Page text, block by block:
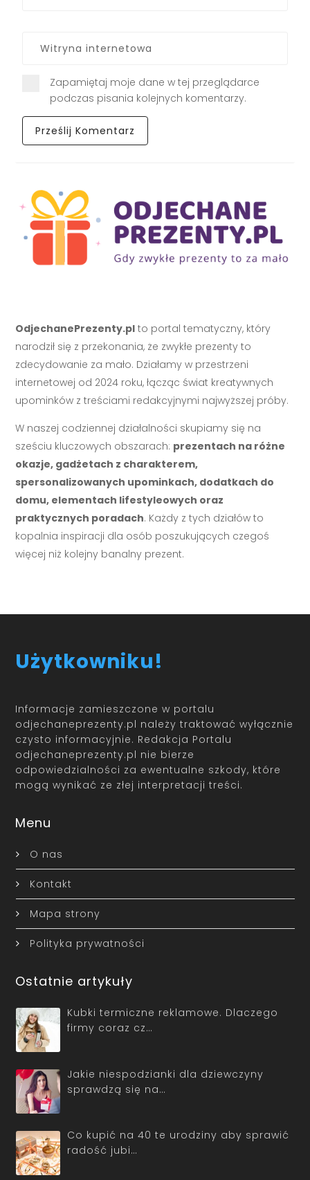
Zapamiętaj moje dane w tej przeglądarce
podczas pisania kolejnych komentarzy.
OdjechanePrezenty.pl to portal tematyczny, który
narodził się z przekonania, że zwykłe prezenty to
zdecydowanie za mało. Działamy w przestrzeni
internetowej od 2024 roku, łącząc świat kreatywnych
upominków z treściami redakcyjnymi najwyższej próby.
W naszej codziennej działalności skupiamy się na
sześciu kluczowych obszarach: prezentach na różne
okazje, gadżetach z charakterem,
spersonalizowanych upominkach, dodatkach do
domu, elementach lifestyleowych oraz
praktycznych poradach. Każdy z tych działów to
kopalnia inspiracji dla osób poszukujących czegoś
więcej niż kolejny banalny prezent.
Użytkowniku!
Informacje zamieszczone w portalu
odjechaneprezenty.pl należy traktować wyłącznie
czysto informacyjnie. Redakcja Portalu
odjechaneprezenty.pl nie bierze
odpowiedzialności za ewentualne szkody, które
mogą wynikać ze złej interpretacji treści.
Menu
O nas
Kontakt
Mapa strony
Polityka prywatności
Ostatnie artykuły
Kubki termiczne reklamowe. Dlaczego
firmy coraz cz…
Jakie niespodzianki dla dziewczyny
sprawdzą się na…
Co kupić na 40 te urodziny aby sprawić
radość jubi…